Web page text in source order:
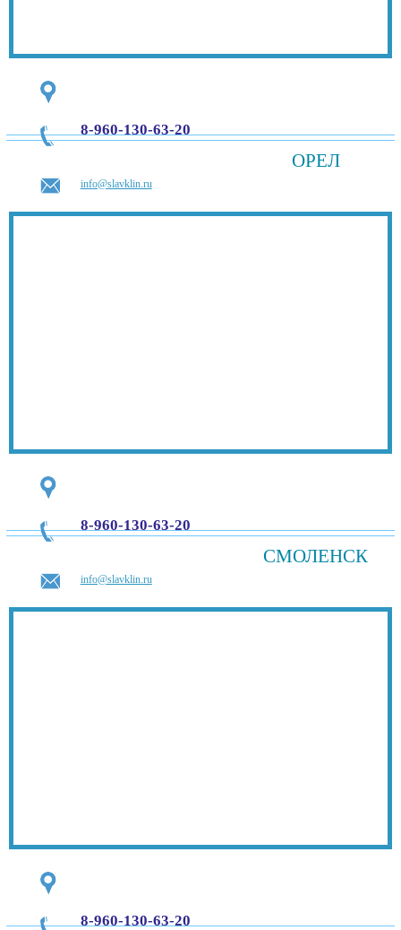
8-960-130-63-20
info@slavklin.ru
ОРЕЛ
8-960-130-63-20
info@slavklin.ru
СМОЛЕНСК
8-960-130-63-20